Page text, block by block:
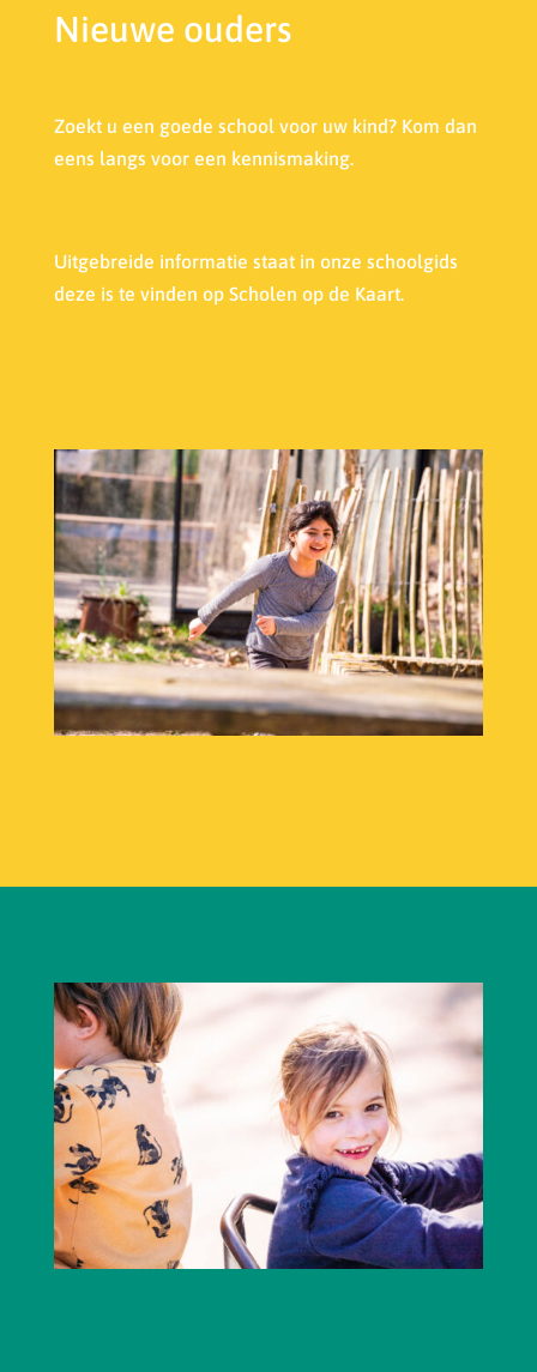
Nieuwe ouders
Zoekt u een goede school voor uw kind? Kom dan
eens langs voor een kennismaking.
Uitgebreide informatie staat in onze schoolgids
deze is te vinden op Scholen op de Kaart.